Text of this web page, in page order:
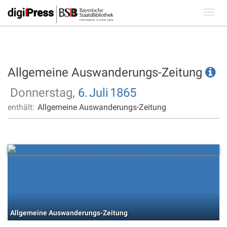
Allgemeine Auswanderungs-Zeitung
Donnerstag, 6.Juli 1865
enthält: Allgemeine Auswanderungs-Zeitung
Allgemeine Auswanderungs-Zeitung